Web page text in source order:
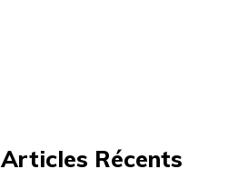
Articles Récents